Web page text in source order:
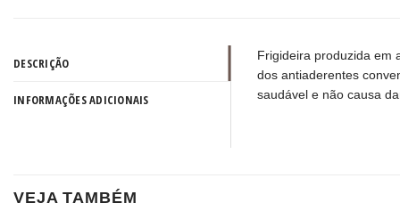
DESCRIÇÃO
INFORMAÇÕES ADICIONAIS
Frigideira produzida em
dos antiaderentes
saudável e não causa
VEJA TAMBÉM